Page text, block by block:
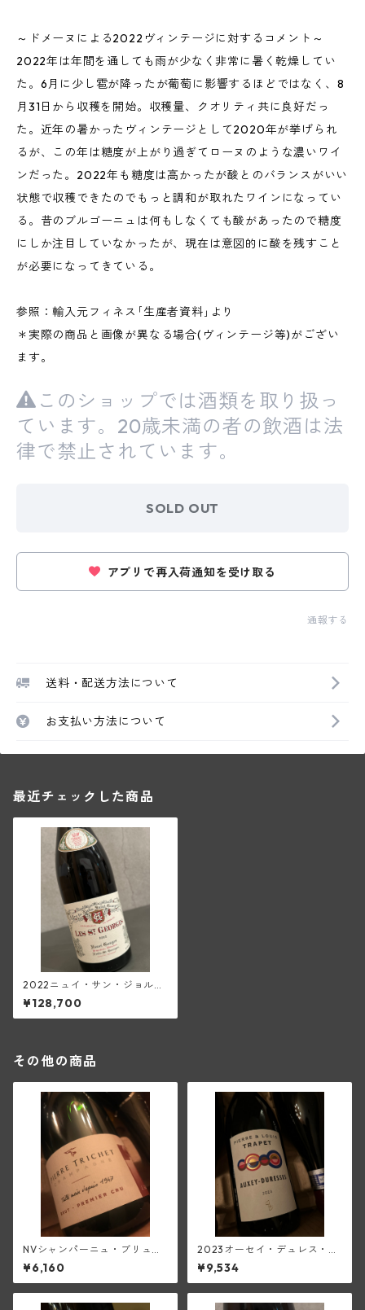
～ドメーヌによる2022ヴィンテージに対するコメント～
2022年は年間を通しても雨が少なく非常に暑く乾燥してい
た。6月に少し雹が降ったが葡萄に影響するほどではなく、8
月31日から収穫を開始。収穫量、クオリティ共に良好だっ
た。近年の暑かったヴィンテージとして2020年が挙げられ
るが、この年は糖度が上がり過ぎてローヌのような濃いワイ
ンだった。2022年も糖度は高かったが酸とのバランスがいい
状態で収穫できたのでもっと調和が取れたワインになってい
る。昔のブルゴーニュは何もしなくても酸があったので糖度
にしか注目していなかったが、現在は意図的に酸を残すこと
が必要になってきている。
参照：輸入元フィネス｢生産者資料｣より
＊実際の商品と画像が異なる場合(ヴィンテージ等)がござい
ます。
このショップでは酒類を取り扱っ
ています。20歳未満の者の飲酒は法
律で禁止されています。
SOLD OUT
アプリで再入荷通知を受け取る
通報する
送料・配送方法について
お支払い方法について
最近チェックした商品
2022ニュイ・サン・ジョルジ
ュ1級レ・サン・ジョルジュ(ア
ンリ・グージュ)
¥128,700
その他の商品
NVシャンパーニュ・ブリュッ
ト・ブラン1級(ピエール・トリ
シェ)
¥6,160
2023オーセイ・デュレス・ル
ージュ(ピエール・エ・ルイ・
トラペ)
¥9,534